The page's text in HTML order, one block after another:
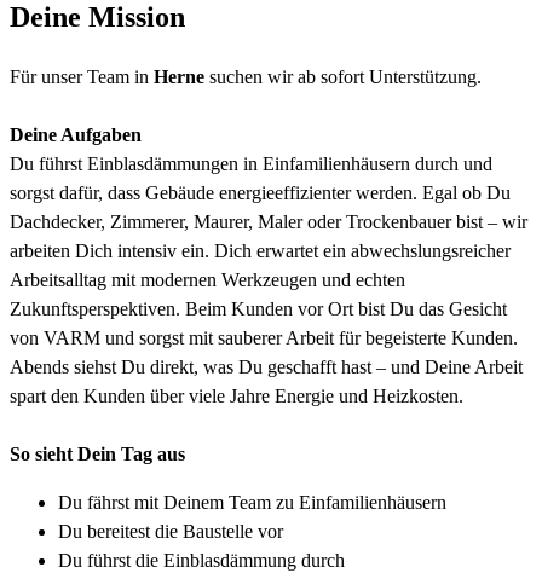
Deine Mission
Für unser Team in Herne suchen wir ab sofort Unterstützung.
Deine Aufgaben
Du führst Einblasdämmungen in Einfamilienhäusern durch und
sorgst dafür, dass Gebäude energieeffizienter werden. Egal ob Du
Dachdecker, Zimmerer, Maurer, Maler oder Trockenbauer bist – wir
arbeiten Dich intensiv ein. Dich erwartet ein abwechslungsreicher
Arbeitsalltag mit modernen Werkzeugen und echten
Zukunftsperspektiven. Beim Kunden vor Ort bist Du das Gesicht
von VARM und sorgst mit sauberer Arbeit für begeisterte Kunden.
Abends siehst Du direkt, was Du geschafft hast – und Deine Arbeit
spart den Kunden über viele Jahre Energie und Heizkosten.
So sieht Dein Tag aus
Du fährst mit Deinem Team zu Einfamilienhäusern
Du bereitest die Baustelle vor
Du führst die Einblasdämmung durch